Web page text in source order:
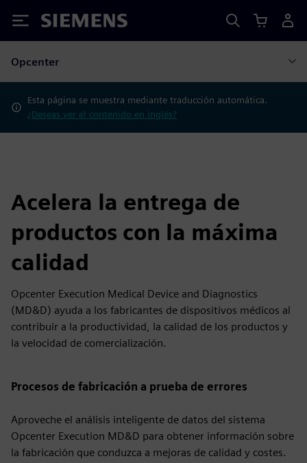
Siemens
Opcenter
Esta página se muestra mediante traducción automática.
¿Deseas ver el contenido en inglés?
Acelera la entrega de
productos con la máxima
calidad
Opcenter Execution Medical Device and Diagnostics
(MD&D) ayuda a los fabricantes de dispositivos médicos al
contribuir a la productividad, la calidad de los productos y
la velocidad de comercialización.
Procesos de fabricación a prueba de errores
Aproveche el análisis inteligente de datos del sistema
Opcenter Execution MD&D para obtener información sobre
la fabricación que conduzca a mejoras de calidad y costes.